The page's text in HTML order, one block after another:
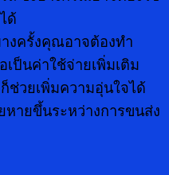
ด้
งครั้งคุณอาจต้องทำ
ป็นค่าใช้จ่ายเพิ่มเติม
ช่วยเพิ่มความอุ่นใจได้
ายขึ้นระหว่างการขนส่ง